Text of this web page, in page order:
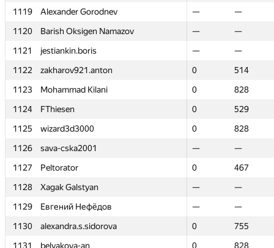
1119
Alexander Gorodnev —
—
1120
Barish Oksigen Namazov —
—
1121
jestiankin.boris —
—
1122
zakharov921.anton 0
514
1123
Mohammad Kilani 0
828
1124
FThiesen 0
529
1125
wizard3d3000 0
828
1126
sava-cska2001 —
—
1127
Peltorator 0
467
1128
Xagak Galstyan —
—
1129
Евгений Нефёдов —
—
1130
alexandra.s.sidorova 0
755
1131
belyakova-an 0
828
1119
Alexander Gorodnev —
—
1120
Barish Oksigen Namazov —
—
1121
jestiankin.boris —
—
1122
zakharov921.anton 0
514
1123
Mohammad Kilani 0
828
1124
FThiesen 0
529
1125
wizard3d3000 0
828
1126
sava-cska2001 —
—
1127
Peltorator 0
467
1128
Xagak Galstyan —
—
1129
Евгений Нефёдов —
—
1130
alexandra.s.sidorova 0
755
1131
belyakova-an 0
828